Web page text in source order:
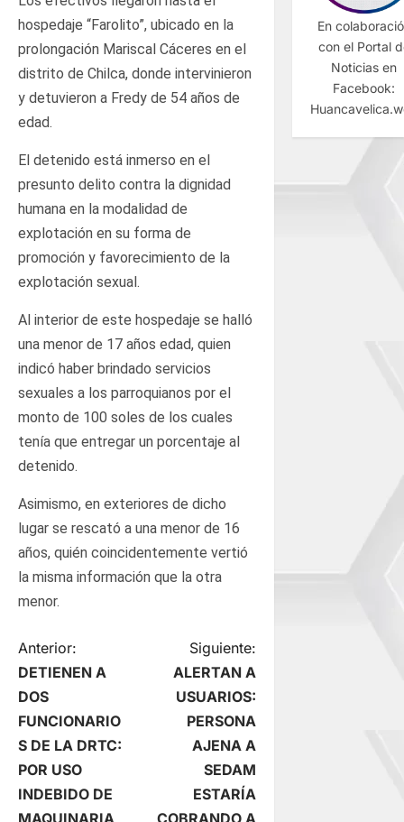
hospedaje “Farolito”, ubicado en la
prolongación Mariscal Cáceres en el
distrito de Chilca, donde intervinieron
y detuvieron a Fredy de 54 años de
edad.
El detenido está inmerso en el
presunto delito contra la dignidad
humana en la modalidad de
explotación en su forma de
promoción y favorecimiento de la
explotación sexual.
Al interior de este hospedaje se halló
una menor de 17 años edad, quien
indicó haber brindado servicios
sexuales a los parroquianos por el
monto de 100 soles de los cuales
tenía que entregar un porcentaje al
detenido.
Asimismo, en exteriores de dicho
lugar se rescató a una menor de 16
años, quién coincidentemente vertió
la misma información que la otra
menor.
N
a
v
e
Anterior:
DETIENEN A
DOS
FUNCIONARIO
S DE LA DRTC:
POR USO
INDEBIDO DE
MAQUINARIA
Siguiente:
ALERTAN A
USUARIOS:
PERSONA
AJENA A
SEDAM
ESTARÍA
COBRANDO A
En
con el Portal
Noticias en
Facebook: